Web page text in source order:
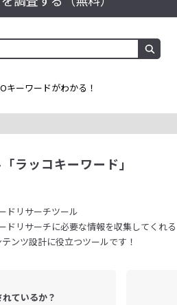
キーワードがわかる！
「ラッコキーワード」
ドリサーチツール
ドリサーチに必要な情報を収集してくれる
テンツ設計に役立つツールです！
ているか？